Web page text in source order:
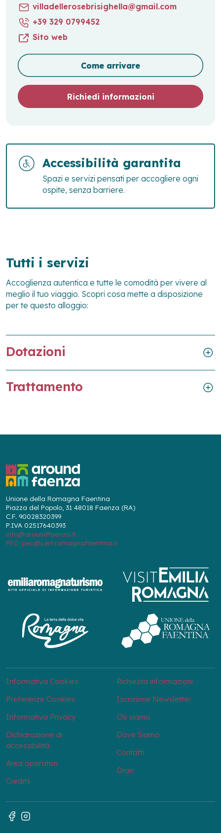
villadellerosebrisighella@gmail.com
+39 329 0799452
Sito web
Come arrivare
Richiedi informazioni
Accessibilità garantita
Spazi e servizi pensati per accogliere ogni
ospite, senza barriere.
Tutti i servizi
Accoglienza autentica e tutte le comodità per vivere al
meglio il tuo viaggio. Scopri cosa mette a disposizione
per te questo alloggio:
Dotazioni
Trattamento
Unione della Romagna Faentina
Piazza del Popolo, 31 48018 Faenza (RA)
C.F. 90028320399
P.IVA 02517640393
info@aroundfaenza.it
PEC: pec@cert.romagnafaentina.it
Informativa Cookies
Preferenze Cookies
Informativa Privacy
Dichiarazione di
accessibilità
Area operatori
Credits
Richiesta informazioni
Iscrizione Newsletter
Chi siamo
Dove Siamo
Contatti
Orari